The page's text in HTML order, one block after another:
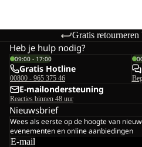
Gratis retourneren
Heb je hulp nodig?
09:00 - 17:00
Gratis Hotline
00800 - 965 375 46
E-mailondersteuning
Reacties binnen 48 uur
Nieuwsbrief
Wees als eerste op de hoogte van
evenementen en online aanbiedingen
E-mail